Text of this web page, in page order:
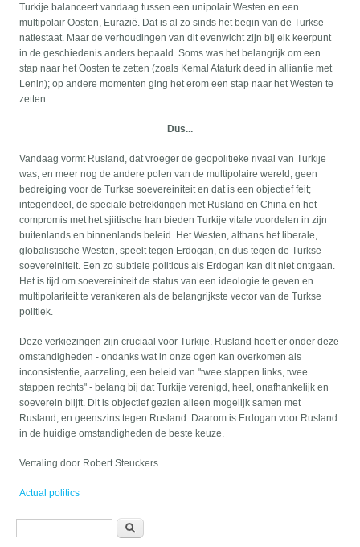
Turkije balanceert vandaag tussen een unipolair Westen en een
multipolair Oosten, Eurazië. Dat is al zo sinds het begin van de Turkse
natiestaat. Maar de verhoudingen van dit evenwicht zijn bij elk keerpunt
in de geschiedenis anders bepaald. Soms was het belangrijk om een
stap naar het Oosten te zetten (zoals Kemal Ataturk deed in alliantie met
Lenin); op andere momenten ging het erom een stap naar het Westen te
zetten.
Dus...
Vandaag vormt Rusland, dat vroeger de geopolitieke rivaal van Turkije
was, en meer nog de andere polen van de multipolaire wereld, geen
bedreiging voor de Turkse soevereiniteit en dat is een objectief feit;
integendeel, de speciale betrekkingen met Rusland en China en het
compromis met het sjiitische Iran bieden Turkije vitale voordelen in zijn
buitenlands en binnenlands beleid. Het Westen, althans het liberale,
globalistische Westen, speelt tegen Erdogan, en dus tegen de Turkse
soevereiniteit. Een zo subtiele politicus als Erdogan kan dit niet ontgaan.
Het is tijd om soevereiniteit de status van een ideologie te geven en
multipolariteit te verankeren als de belangrijkste vector van de Turkse
politiek.
Deze verkiezingen zijn cruciaal voor Turkije. Rusland heeft er onder deze
omstandigheden - ondanks wat in onze ogen kan overkomen als
inconsistentie, aarzeling, een beleid van "twee stappen links, twee
stappen rechts" - belang bij dat Turkije verenigd, heel, onafhankelijk en
soeverein blijft. Dit is objectief gezien alleen mogelijk samen met
Rusland, en geenszins tegen Rusland. Daarom is Erdogan voor Rusland
in de huidige omstandigheden de beste keuze.
Vertaling door Robert Steuckers
Actual politics
Formular de căutare
Căutare